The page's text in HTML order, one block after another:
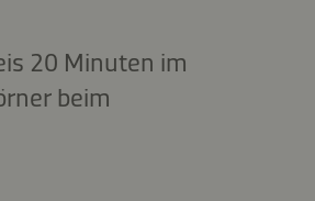
20 Minuten im
beim